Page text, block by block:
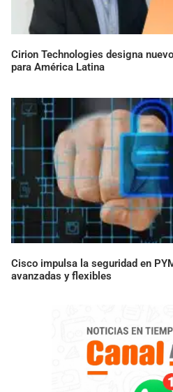
Cirion Technologies designa
para América Latina
Cisco impulsa la seguridad en
avanzadas y flexibles